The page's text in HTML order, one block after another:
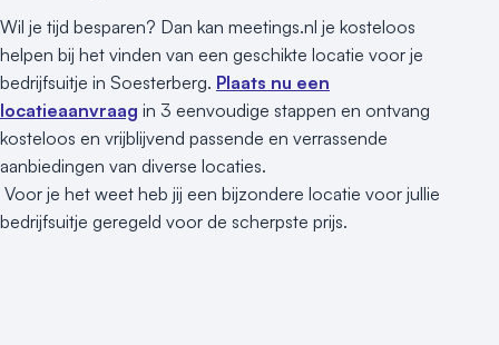
Theater
Varende locatie
Wil je tijd besparen? Dan kan meetings.nl je kosteloos
helpen bij het vinden van een geschikte locatie voor je
bedrijfsuitje in Soesterberg. Plaats nu een
locatieaanvraag in 3 eenvoudige stappen en ontvang
kosteloos en vrijblijvend passende en verrassende
aanbiedingen van diverse locaties.
Voor je het weet heb jij een bijzondere locatie voor jullie
bedrijfsuitje geregeld voor de scherpste prijs.